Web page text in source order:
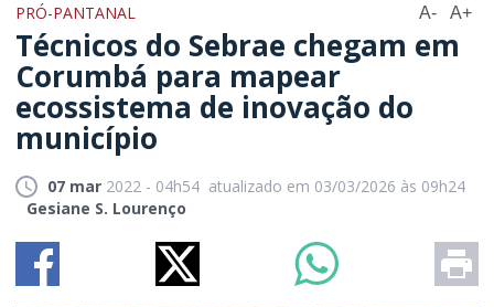
PRÓ-PANTANAL A- A+
Técnicos do Sebrae chegam em
Corumbá para mapear
ecossistema de inovação do
município
07 mar 2022 - 04h54 atualizado em 03/03/2026 às 09h24
Gesiane S. Lourenço